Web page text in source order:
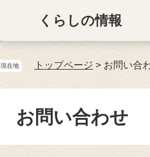
くらしの情報
現在地 トップページ > お問い合
お問い合わせ